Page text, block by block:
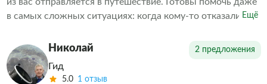
в самых сложных ситуациях: когда кому-то отказали в
впечатления от проведенных экскурсий другими
организаторами. Делаем всё возможное, чтобы наши
клиенты остались довольны. А дальше выбор за вами
Ещё
Николай 2 предложения
Гид
5.0 1 отзыв